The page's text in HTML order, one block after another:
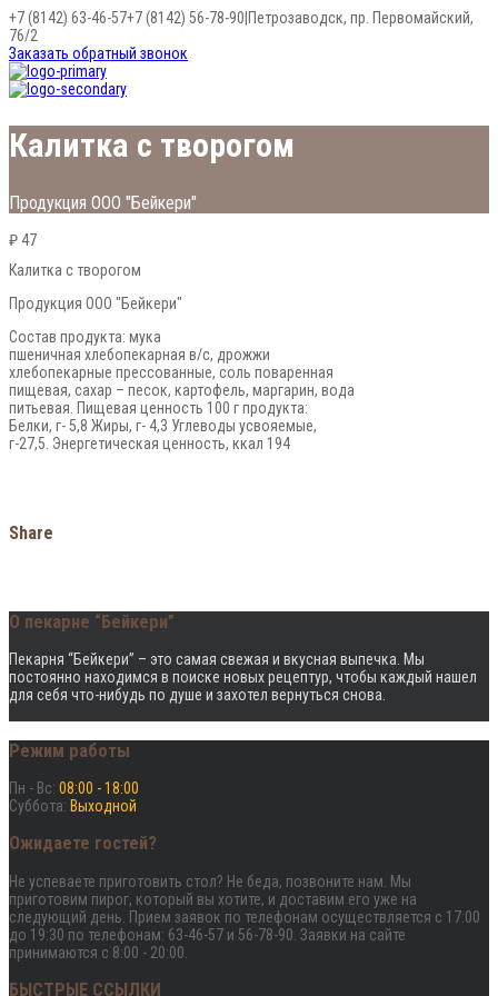
+7 (8142) 63-46-57+7 (8142) 56-78-90 Петрозаводск, пр. Первомайский,
76/2
Заказать обратный звонок
Калитка с творогом
Продукция ООО "Бейкери"
₽ 47
Калитка с творогом
Продукция ООО "Бейкери"
Состав продукта: мука
пшеничная хлебопекарная в/с, дрожжи
хлебопекарные прессованные, соль поваренная
пищевая, сахар – песок, картофель, маргарин, вода
питьевая. Пищевая ценность 100 г продукта:
Белки, г- 5,8 Жиры, г- 4,3 Углеводы усвояемые,
г-27,5. Энергетическая ценность, ккал 194
Share
О пекарне “Бейкери”
Пекарня “Бейкери” – это cамая свежая и вкусная выпечка. Мы
постоянно находимся в поиске новых рецептур, чтобы каждый нашел
для себя что-нибудь по душе и захотел вернуться снова.
Режим работы
Пн - Вс: 08:00 - 18:00
Суббота: Выходной
Ожидаете гостей?
Не успеваете приготовить стол? Не беда, позвоните нам. Мы
приготовим пирог, который вы хотите, и доставим его уже на
следующий день. Прием заявок по телефонам осуществляется с 17:00
до 19:30 по телефонам: 63-46-57 и 56-78-90. Заявки на сайте
принимаются с 8:00 - 20:00.
БЫСТРЫЕ ССЫЛКИ